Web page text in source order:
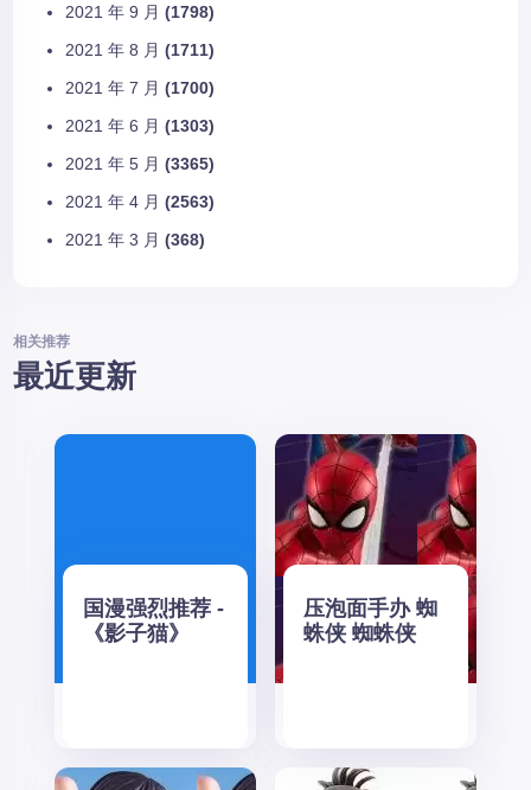
2021 年 9 月 (1798)
2021 年 8 月 (1711)
2021 年 7 月 (1700)
2021 年 6 月 (1303)
2021 年 5 月 (3365)
2021 年 4 月 (2563)
2021 年 3 月 (368)
相关推荐
最近更新
国漫强烈推荐 -
《影子猫》
压泡面手办 蜘
蛛侠 蜘蛛侠